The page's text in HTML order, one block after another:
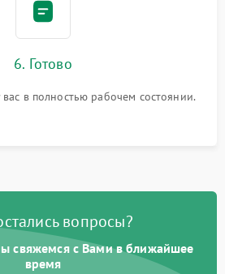
6. Готово
в полностью рабочем состоянии.
вопросы?
свяжемся с Вами в ближайшее
время